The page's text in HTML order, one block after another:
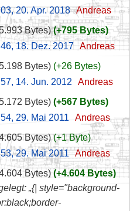
20. Apr. 2018‎ Andreas
Bytes
+795 Bytes
18. Dez. 2017‎ Andreas
Bytes
+26 Bytes
14. Jun. 2012
Andreas
Bytes
+567 Bytes
29. Mai 2011
Andreas
Bytes
+1 Byte
29. Mai 2011‎ Andreas
Bytes
+4.604 Bytes
„{| style="background-